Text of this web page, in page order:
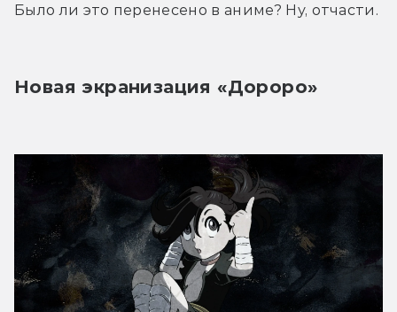
Было ли это перенесено в аниме? Ну, отчасти.
Новая экранизация «Дороро»